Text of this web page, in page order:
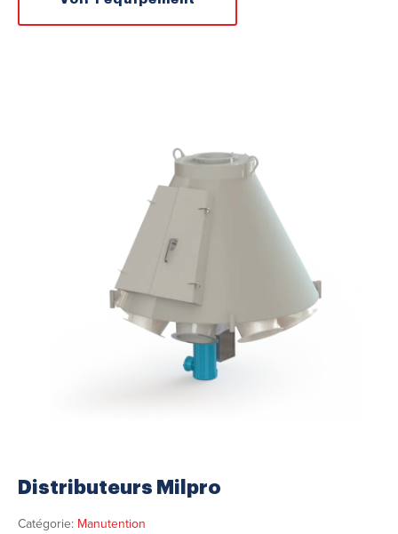
Distributeurs Milpro
Catégorie: Manutention